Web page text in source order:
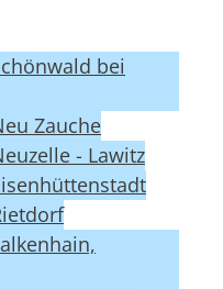
bei
Zauche
- Lawitz